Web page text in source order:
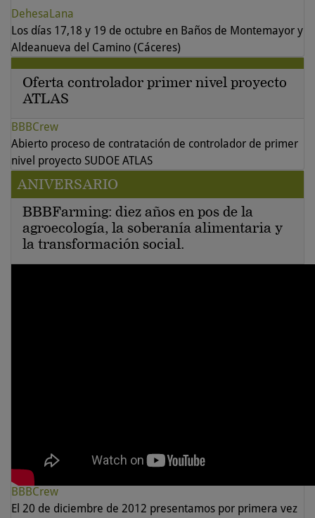
DehesaLana
Los días 17,18 y 19 de octubre en Baños de Montemayor y
Aldeanueva del Camino (Cáceres)
Oferta controlador primer nivel proyecto
ATLAS
BBBCrew
Abierto proceso de contratación de controlador de primer
nivel proyecto SUDOE ATLAS
ANIVERSARIO
BBBFarming: diez años en pos de la
agroecología, la soberanía alimentaria y
la transformación social.
BBBCrew
El 20 de diciembre de 2012 presentamos por primera vez